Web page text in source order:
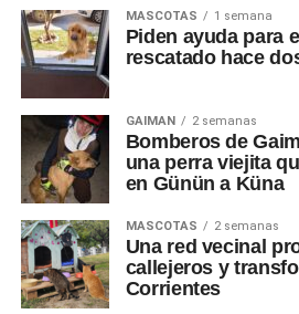
MASCOTAS 1 semana
Piden ayuda para
rescatado hace
GAIMAN 2 semanas
Bomberos de
una perra viejita
en Günün a Küna
MASCOTAS 2 semanas
Una red vecinal
callejeros y
Corrientes